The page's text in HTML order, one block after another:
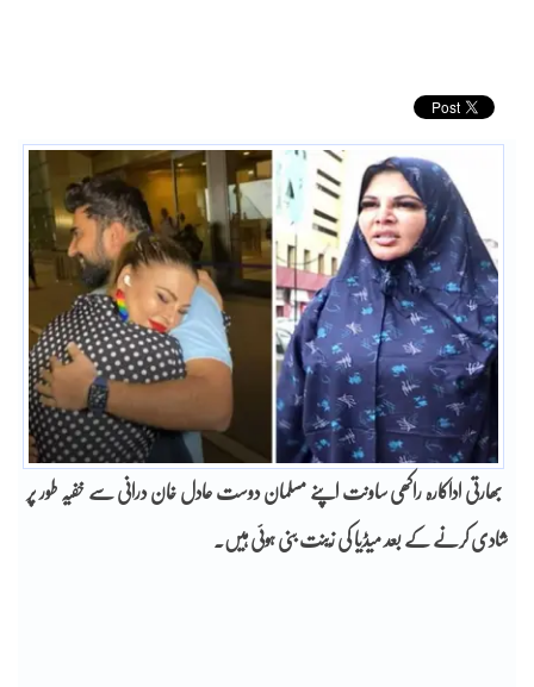
بھارتی اداکارہ راکھی ساونت اپنے مسلمان دوست عادل خان درانی سے خفیہ طور پر
شادی کرنے کے بعد میڈیا کی زینت بنی ہوئی ہیں۔